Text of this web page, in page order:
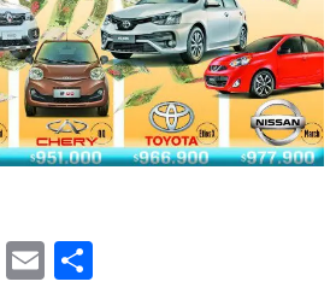
Twitter
Email